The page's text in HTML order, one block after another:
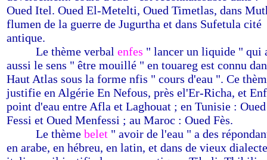
Oued Itel. Oued El-Metelti, Oued Timetlas, dans
flumen de la guerre de Jugurtha et dans Sufetula cité
antique.
Le thème verbal enfes " lancer un liquide " qui
aussi le sens " être mouillé " en touareg est connu
Haut Atlas sous la forme nfis " cours d'eau ". Ce
justifie en Algérie En Nefous, près el'Er-Richa, et
point d'eau entre Afla et Laghouat ; en Tunisie : Oued
Fessi et Oued Menfessi ; au Maroc : Oued Fès.
Le thème belet " avoir de l'eau " a des
en arabe, en hébreu, en latin, et dans de vieux